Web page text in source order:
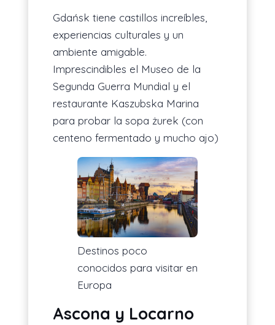
Gdańsk tiene castillos increíbles,
experiencias culturales y un
ambiente amigable.
Imprescindibles el Museo de la
Segunda Guerra Mundial y el
restaurante Kaszubska Marina
para probar la sopa żurek (con
centeno fermentado y mucho ajo)
Destinos poco
conocidos para visitar en
Europa
Ascona y Locarno